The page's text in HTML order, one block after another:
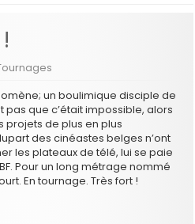
un boulimique disciple de
pas que c’était impossible, alors
projets de plus en plus
des cinéastes belges n’ont
les plateaux de télé, lui se paie
Pour un long métrage nommé
En tournage. Très fort !